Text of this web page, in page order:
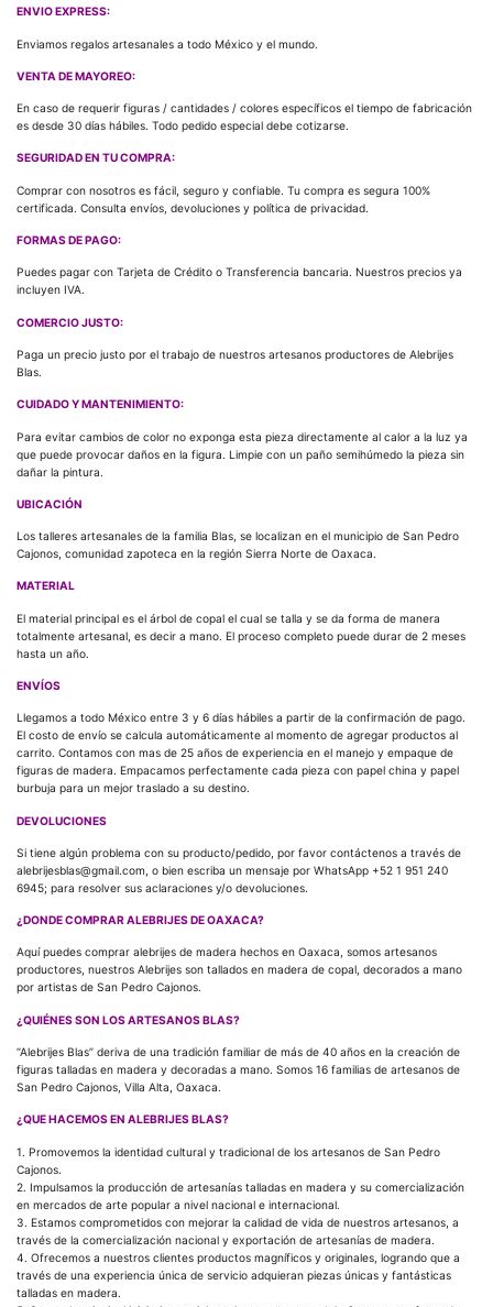
ENVIO EXPRESS:
Enviamos regalos artesanales a todo México y el mundo.
VENTA DE MAYOREO:
En caso de requerir figuras / cantidades / colores específicos el tiempo de fabricación
es desde 30 días hábiles. Todo pedido especial debe cotizarse.
SEGURIDAD EN TU COMPRA:
Comprar con nosotros es fácil, seguro y confiable. Tu compra es segura 100%
certificada. Consulta envíos, devoluciones y política de privacidad.
FORMAS DE PAGO:
Puedes pagar con Tarjeta de Crédito o Transferencia bancaria. Nuestros precios ya
incluyen IVA.
COMERCIO JUSTO:
Paga un precio justo por el trabajo de nuestros artesanos productores de Alebrijes
Blas.
CUIDADO Y MANTENIMIENTO:
Para evitar cambios de color no exponga esta pieza directamente al calor a la luz ya
que puede provocar daños en la figura. Limpie con un paño semihúmedo la pieza sin
dañar la pintura.
UBICACIÓN
Los talleres artesanales de la familia Blas, se localizan en el municipio de San Pedro
Cajonos, comunidad zapoteca en la región Sierra Norte de Oaxaca.
MATERIAL
El material principal es el árbol de copal el cual se talla y se da forma de manera
totalmente artesanal, es decir a mano. El proceso completo puede durar de 2 meses
hasta un año.
ENVÍOS
Llegamos a todo México entre 3 y 6 días hábiles a partir de la confirmación de pago.
El costo de envío se calcula automáticamente al momento de agregar productos al
carrito. Contamos con mas de 25 años de experiencia en el manejo y empaque de
figuras de madera. Empacamos perfectamente cada pieza con papel china y papel
burbuja para un mejor traslado a su destino.
DEVOLUCIONES
Si tiene algún problema con su producto/pedido, por favor contáctenos a través de
alebrijesblas@gmail.com, o bien escriba un mensaje por WhatsApp +52 1 951 240
6945; para resolver sus aclaraciones y/o devoluciones.
¿DONDE COMPRAR ALEBRIJES DE OAXACA?
Aquí puedes comprar alebrijes de madera hechos en Oaxaca, somos artesanos
productores, nuestros Alebrijes son tallados en madera de copal, decorados a mano
por artistas de San Pedro Cajonos.
¿QUIÉNES SON LOS ARTESANOS BLAS?
“Alebrijes Blas” deriva de una tradición familiar de más de 40 años en la creación de
figuras talladas en madera y decoradas a mano. Somos 16 familias de artesanos de
San Pedro Cajonos, Villa Alta, Oaxaca.
¿QUE HACEMOS EN ALEBRIJES BLAS?
1. Promovemos la identidad cultural y tradicional de los artesanos de San Pedro
Cajonos.
2. Impulsamos la producción de artesanías talladas en madera y su comercialización
en mercados de arte popular a nivel nacional e internacional.
3. Estamos comprometidos con mejorar la calidad de vida de nuestros artesanos, a
través de la comercialización nacional y exportación de artesanías de madera.
4. Ofrecemos a nuestros clientes productos magníficos y originales, logrando que a
través de una experiencia única de servicio adquieran piezas únicas y fantásticas
talladas en madera.